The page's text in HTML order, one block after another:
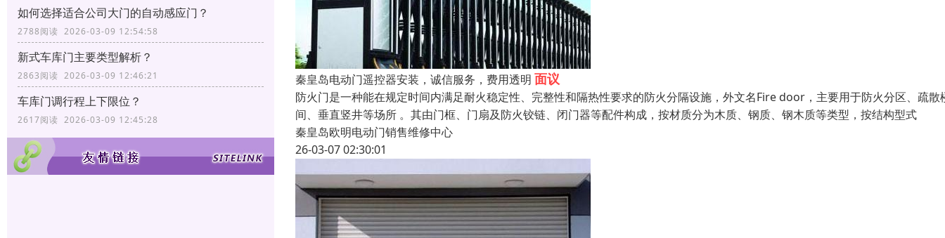
如何选择适合公司大门的自动感应门？
2788阅读 2026-03-09 12:54:58
新式车库门主要类型解析？
2863阅读 2026-03-09 12:46:21
车库门调行程上下限位？
2617阅读 2026-03-09 12:45:28
秦皇岛电动门遥控器安装，诚信服务，费用透明 面议
防火门是一种能在规定时间内满足耐火稳定性、完整性和隔热性要求的防火分隔设施，外文名Fire door，主要用于防火分区、疏散
间、垂直竖井等场所 。其由门框、门扇及防火铰链、闭门器等配件构成，按材质分为木质、钢质、钢木质等类型，按结构型式
秦皇岛欧明电动门销售维修中心
26-03-07 02:30:01